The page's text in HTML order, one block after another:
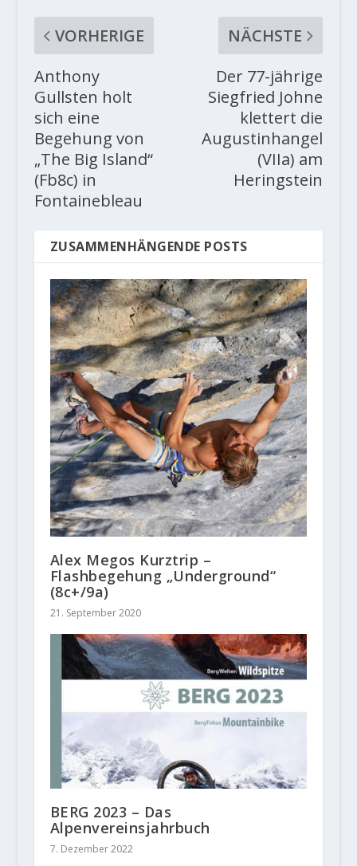
VORHERIGE
Anthony
Gullsten holt
sich eine
Begehung von
„The Big Island“
(Fb8c) in
Fontainebleau
NÄCHSTE
Der 77-jährige
Siegfried Johne
klettert die
Augustinhangel
(VIIa) am
Heringstein
ZUSAMMENHÄNGENDE POSTS
Alex Megos Kurztrip –
Flashbegehung „Underground“
(8c+/9a)
21. September 2020
BERG 2023 – Das
Alpenvereinsjahrbuch
7. Dezember 2022